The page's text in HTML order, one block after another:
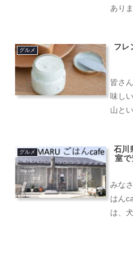
あり
札幌
自分
グルメ
フレ
皆さ
味し
山と
物件
西線
グルメ
石川
室
みな
はん
は、
ッグ